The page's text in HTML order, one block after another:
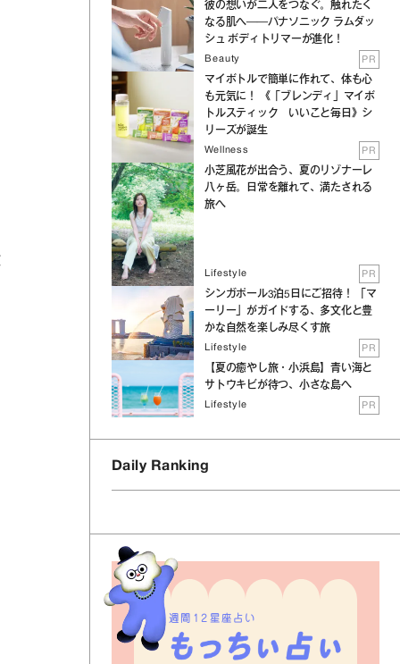
彼の想いが二人をつなぐ。触れたく
なる肌へ──パナソニック ラムダッ
シュ ボディトリマーが進化！
Beauty PR
マイボトルで簡単に作れて、体も心
も元気に！ 《「ブレンディ」マイボ
トルスティック いいこと毎日》シ
リーズが誕生
Wellness PR
小芝風花が出合う、夏のリゾナーレ
八ヶ岳。日常を離れて、満たされる
旅へ
Lifestyle PR
シンガポール3泊5日にご招待！ 「マ
ーリー」がガイドする、多文化と豊
かな自然を楽しみ尽くす旅
Lifestyle PR
【夏の癒やし旅・小浜島】青い海と
サトウキビが待つ、小さな島へ
Lifestyle PR
Daily Ranking
週間12星座占い